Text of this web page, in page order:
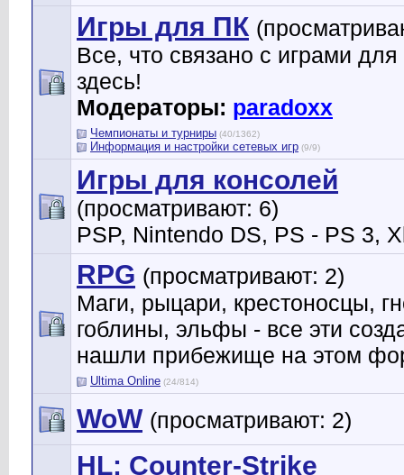
Игры для ПК
Все, что связано с играми
здесь!
Модераторы: paradoxx
Чемпионаты и турниры (40/1362)
Информация и настройки сетевых игр (9/9)
Игры для консолей
(просматривают: 6)
PSP, Nintendo DS, PS - PS 3,
RPG (просматривают: 2)
Маги, рыцари, крестоносцы,
гоблины, эльфы - все эти
нашли прибежище на этом
Ultima Online (24/814)
WoW (просматривают: 2)
HL: Counter-Strike